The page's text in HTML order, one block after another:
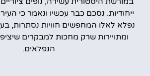
ייחודיות. נסכם כבר עכשיו ונאמר כי
נפלא לאלו המחפשים חוויות נסתרות,
ומתויירות שרק מחכות למבקרים
הנפלאים.